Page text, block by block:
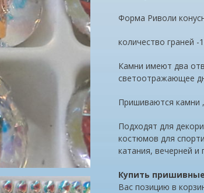
Форма Риволи
количество граней -
Камни имеют два
светоотражающее
Пришиваются камни
Подходят для
костюмов для
катания, вечерней
Купить
Вас позицию в